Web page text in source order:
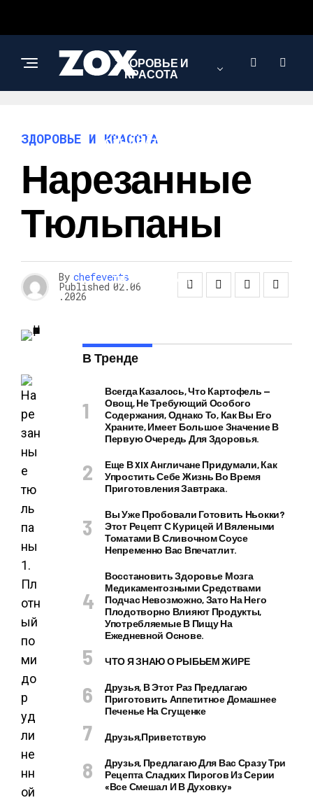
ЗДОРОВЬЕ И
КРАСОТА
ИНТЕРЕСНОЕ И
ПОЗНАВАТЕЛЬНОЕ
ТЕХНОЛОГИИ
ЗДОРОВЬЕ И КРАСОТА
Нарезанные
Тюльпаны
By chefevents
Published 02.06
.2026
1.
Пл
отн
ый
по
ми
до
р
уд
ли
не
нн
ой
В Тренде
Всегда Казалось, Что Картофель —
Овощ, Не Требующий Особого
Содержания, Однако То, Как Вы Его
Храните, Имеет Большое Значение В
Первую Очередь Для Здоровья.
Еще В XIX Англичане Придумали, Как
Упростить Себе Жизнь Во Время
Приготовления Завтрака.
Вы Уже Пробовали Готовить Ньокки?
Этот Рецепт С Курицей И Вялеными
Томатами В Сливочном Соусе
Непременно Вас Впечатлит.
Восстановить Здоровье Мозга
Медикаментозными Средствами
Подчас Невозможно, Зато На Него
Плодотворно Влияют Продукты,
Употребляемые В Пищу На
Ежедневной Основе.
ЧТО Я ЗНАЮ О РЫБЬЕМ ЖИРЕ
Друзья, В Этот Раз Предлагаю
Приготовить Аппетитное Домашнее
Печенье На Сгущенке
Друзья,приветствую
Друзья, Предлагаю Для Вас Сразу Три
Рецепта Сладких Пирогов Из Серии
«все Смешал И В Духовку»